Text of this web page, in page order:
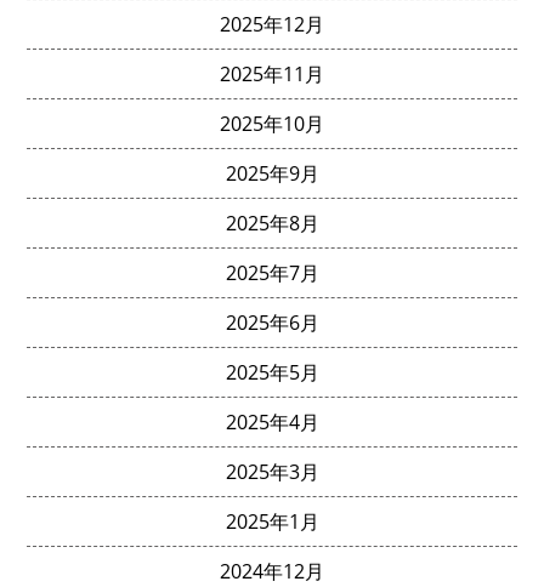
2025年12月
2025年11月
2025年10月
2025年9月
2025年8月
2025年7月
2025年6月
2025年5月
2025年4月
2025年3月
2025年1月
2024年12月